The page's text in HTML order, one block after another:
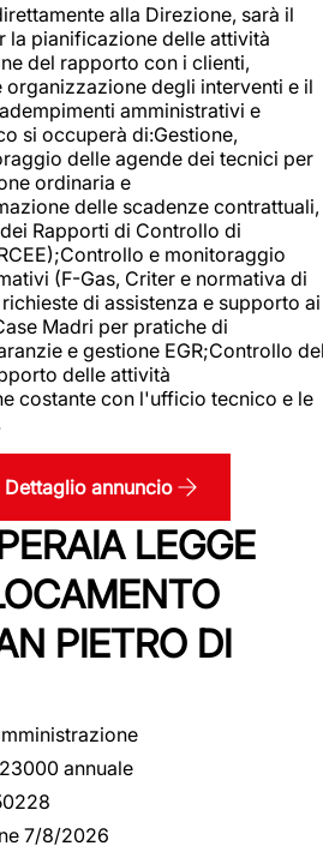
alla Direzione, sarà il
la pianificazione delle attività
del rapporto con i clienti,
degli interventi e il
amministrativi e
si occuperà di:Gestione,
delle agende dei tecnici per
ordinaria e
delle scadenze contrattuali,
Rapporti di Controllo di
e monitoraggio
(F-Gas, Criter e normativa di
di assistenza e supporto ai
Madri per pratiche di
e gestione EGR;Controllo
delle attività
costante con l'ufficio tecnico e le
Dettaglio annuncio
LEGGE
PIETRO DI
23000 annuale
7/8/2026